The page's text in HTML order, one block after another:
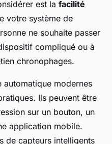
est la facilité
votre système de
ne souhaite passer
compliqué ou à
chronophages.
automatique modernes
Ils peuvent être
sur un bouton, un
application mobile.
de capteurs intelligents